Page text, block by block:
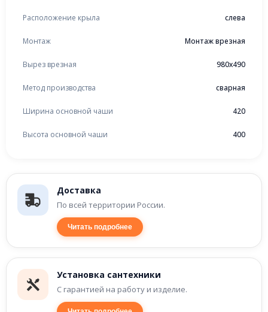
Доставка
По всей территории России.
Читать подробнее
Установка сантехники
С гарантией на работу и изделие.
Расположение крыла слева
Монтаж Монтаж врезная
Вырез врезная 980x490
Метод производства сварная
Ширина основной чаши 420
Высота основной чаши 400